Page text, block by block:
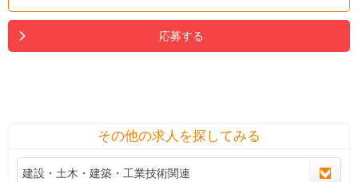
応募する
その他の求人を探してみる